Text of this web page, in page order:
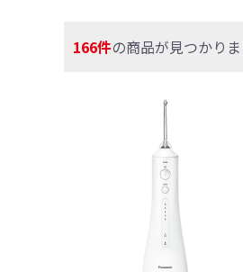
166件の商品が見つかり